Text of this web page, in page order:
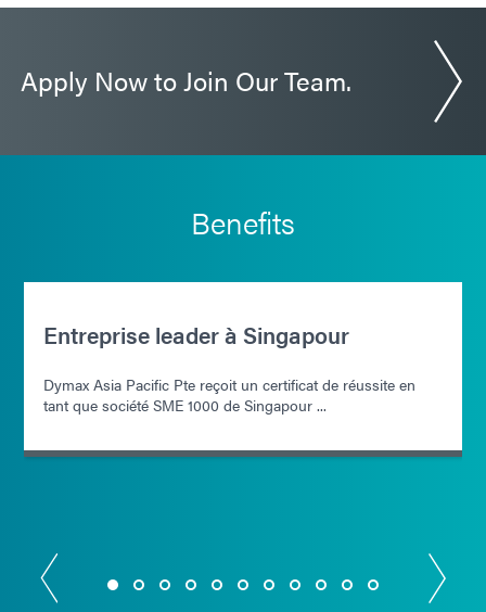
Apply Now to Join Our Team.
Benefits
Entreprise leader à Singapour
Dymax Asia Pacific Pte reçoit un certificat de réussite en
tant que société SME 1000 de Singapour ...